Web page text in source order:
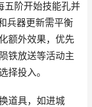
五阶开始技能孔并
兵器更新需平衡
额外效果，优先
铁放送等活动主
择投入。
道具，如进城